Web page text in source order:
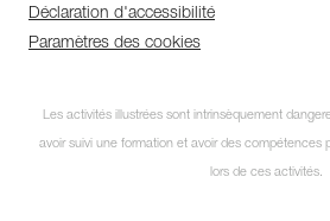
Déclaration d'accessibilité
Paramètres des cookies
Les activités illustrées sont intrinsèquement
avoir suivi une formation et avoir des compétences
lors de ces activités.